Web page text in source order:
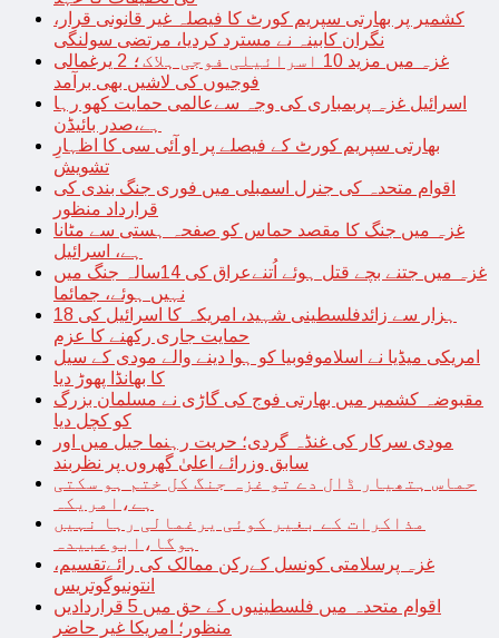
کشمیر پر بھارتی سپریم کورٹ کا فیصلہ غیر قانونی قرار،
نگران کابینہ نے مسترد کردیا، مرتضی سولنگی
غزہ میں مزید 10 اسرائیلی فوجی ہلاک؛ 2 یرغمالی
فوجیوں کی لاشیں بھی برآمد
اسرائیل غزہ پربمباری کی وجہ سےعالمی حمایت کھو رہا
ہے،صدر بائیڈن
بھارتی سپریم کورٹ کے فیصلے پر او آئی سی کا اظہارِ
تشویش
اقوام متحدہ کی جنرل اسمبلی میں فوری جنگ بندی کی
قرارداد منظور
غزہ میں جنگ کا مقصد حماس کو صفحہ ہستی سے مٹانا
ہے، اسرائیل
غزہ میں جتنے بچے قتل ہوئے اُتنےعراق کی 14سالہ جنگ میں
نہیں ہوئے، جمائما
18 ہزار سے زائدفلسطینی شہید، امریکہ کا اسرائیل کی
حمایت جاری رکھنے کا عزم
امریکی میڈیا نے اسلاموفوبیا کو ہوا دینے والے مودی کے سیل
کا بھانڈا پھوڑ دیا
مقبوضہ کشمیر میں بھارتی فوج کی گاڑی نے مسلمان بزرگ
کو کچل دیا
مودی سرکار کی غنڈہ گردی؛ حریت رہنما جیل میں اور
سابق وزرائے اعلیٰ گھروں پر نظربند
حماس ہتھیار ڈال دے تو غزہ جنگ کل ختم ہو سکتی
ہے،امریکہ
مذاکرات کے بغیر کوئی یرغمالی رہا نہیں
ہوگا،ابوعبیدہ
غزہ پرسلامتی کونسل کےرکن ممالک کی رائےتقسیم،
انتونیوگوتریس
اقوام متحدہ میں فلسطینیوں کے حق میں 5 قراردادیں
منظور؛ امریکا غیر حاضر